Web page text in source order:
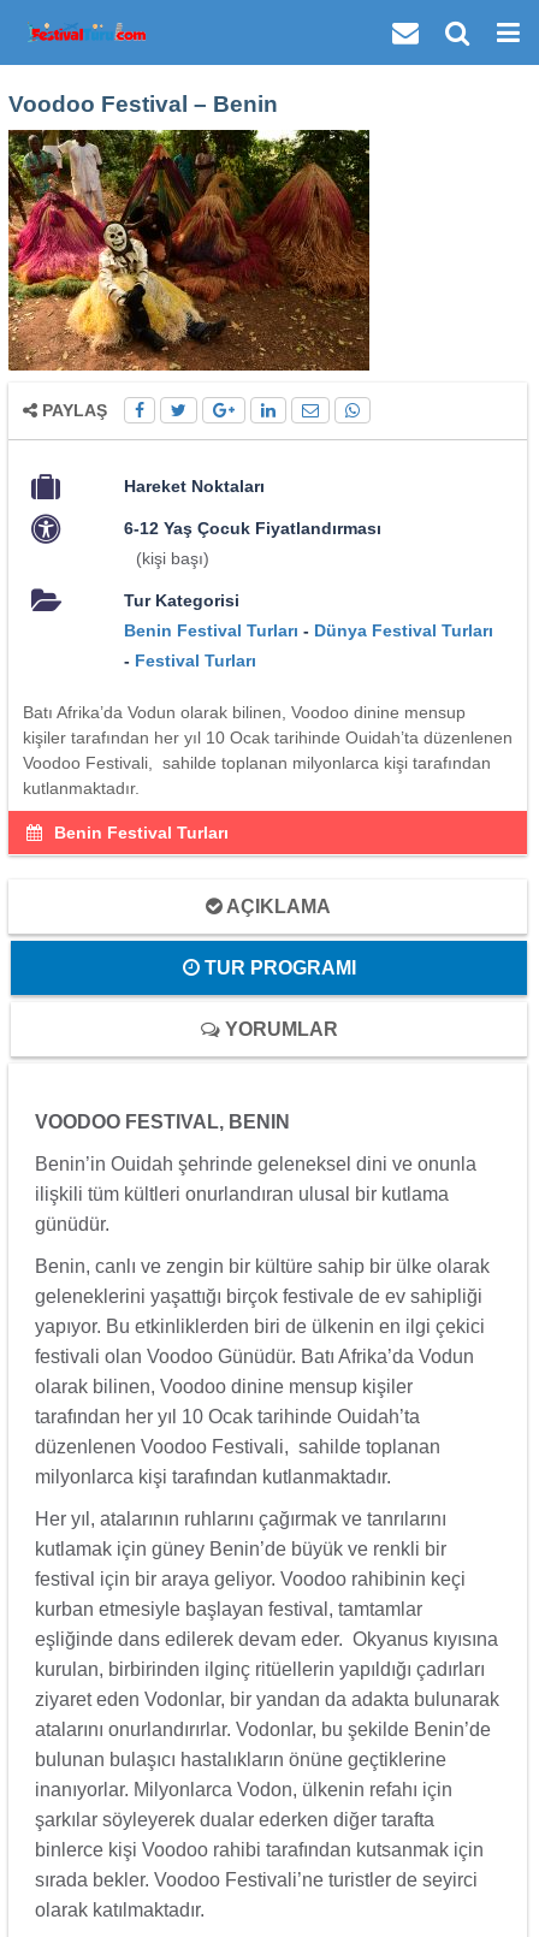
Voodoo Festival – Benin
PAYLAŞ
Hareket Noktaları
6-12 Yaş Çocuk Fiyatlandırması
(kişi başı)
Tur Kategorisi
Benin Festival Turları - Dünya Festival Turları
- Festival Turları
Batı Afrika’da Vodun olarak bilinen, Voodoo dinine mensup
kişiler tarafından her yıl 10 Ocak tarihinde Ouidah’ta düzenlenen
Voodoo Festivali, sahilde toplanan milyonlarca kişi tarafından
kutlanmaktadır.
Benin Festival Turları
AÇIKLAMA
TUR PROGRAMI
YORUMLAR
VOODOO FESTIVAL, BENIN
Benin’in Ouidah şehrinde geleneksel dini ve onunla
ilişkili tüm kültleri onurlandıran ulusal bir kutlama
günüdür.
Benin, canlı ve zengin bir kültüre sahip bir ülke olarak
geleneklerini yaşattığı birçok festivale de ev sahipliği
yapıyor. Bu etkinliklerden biri de ülkenin en ilgi çekici
festivali olan Voodoo Günüdür. Batı Afrika’da Vodun
olarak bilinen, Voodoo dinine mensup kişiler
tarafından her yıl 10 Ocak tarihinde Ouidah’ta
düzenlenen Voodoo Festivali, sahilde toplanan
milyonlarca kişi tarafından kutlanmaktadır.
Her yıl, atalarının ruhlarını çağırmak ve tanrılarını
kutlamak için güney Benin’de büyük ve renkli bir
festival için bir araya geliyor. Voodoo rahibinin keçi
kurban etmesiyle başlayan festival, tamtamlar
eşliğinde dans edilerek devam eder. Okyanus kıyısına
kurulan, birbirinden ilginç ritüellerin yapıldığı çadırları
ziyaret eden Vodonlar, bir yandan da adakta bulunarak
atalarını onurlandırırlar. Vodonlar, bu şekilde Benin’de
bulunan bulaşıcı hastalıkların önüne geçtiklerine
inanıyorlar. Milyonlarca Vodon, ülkenin refahı için
şarkılar söyleyerek dualar ederken diğer tarafta
binlerce kişi Voodoo rahibi tarafından kutsanmak için
sırada bekler. Voodoo Festivali’ne turistler de seyirci
olarak katılmaktadır.